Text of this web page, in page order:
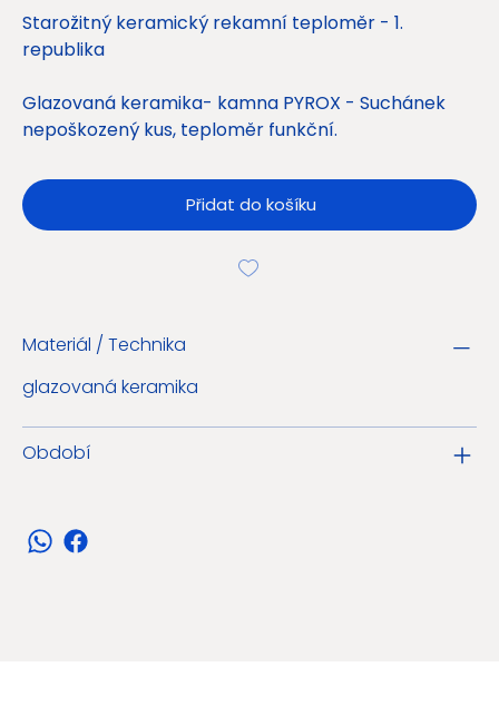
Starožitný keramický rekamní teploměr - 1.
republika
Glazovaná keramika- kamna PYROX - Suchánek
nepoškozený kus, teploměr funkční.
Přidat do košíku
Materiál / Technika
glazovaná keramika
Období